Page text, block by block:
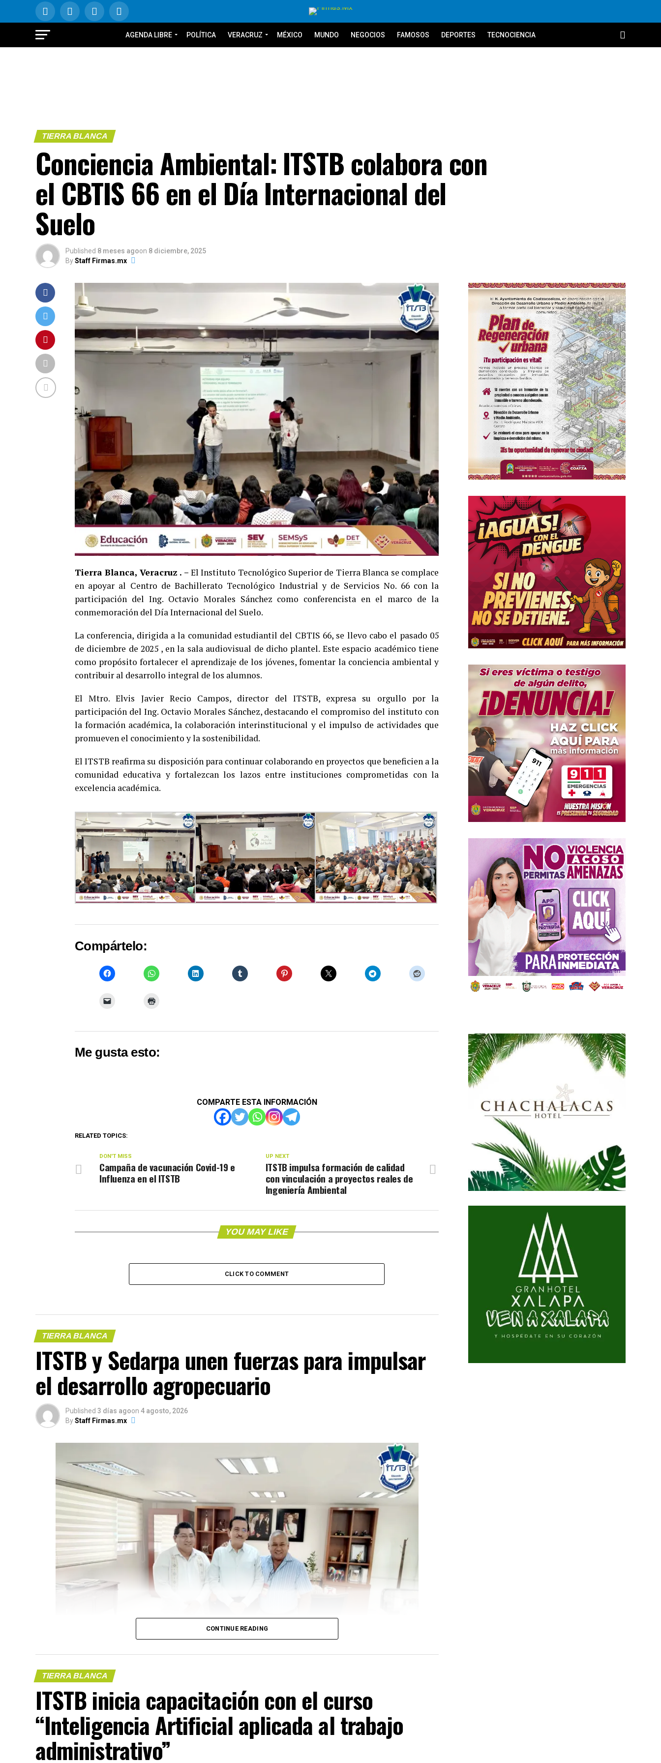
AGENDA LIBRE POLÍTICA VERACRUZ MÉXICO MUNDO NEGOCIOS FAMOSOS DEPORTES TECNOCIENCIA
TIERRA BLANCA
Conciencia Ambiental: ITSTB colabora con
el CBTIS 66 en el Día Internacional del
Suelo
Published 8 meses agoon 8 diciembre, 2025
ByStaff Firmas.mx
Tierra Blanca, Veracruz . – El Instituto Tecnológico Superior de Tierra Blanca se complace
en apoyar al Centro de Bachillerato Tecnológico Industrial y de Servicios No. 66 con la
participación del Ing. Octavio Morales Sánchez como conferencista en el marco de la
conmemoración del Día Internacional del Suelo.
La conferencia, dirigida a la comunidad estudiantil del CBTIS 66, se llevo cabo el pasado 05
de diciembre de 2025 , en la sala audiovisual de dicho plantel. Este espacio académico tiene
como propósito fortalecer el aprendizaje de los jóvenes, fomentar la conciencia ambiental y
contribuir al desarrollo integral de los alumnos.
El Mtro. Elvis Javier Recio Campos, director del ITSTB, expresa su orgullo por la
participación del Ing. Octavio Morales Sánchez, destacando el compromiso del instituto con
la formación académica, la colaboración interinstitucional y el impulso de actividades que
promueven el conocimiento y la sostenibilidad.
El ITSTB reafirma su disposición para continuar colaborando en proyectos que beneficien a la
comunidad educativa y fortalezcan los lazos entre instituciones comprometidas con la
excelencia académica.
Compártelo:
Me gusta esto:
COMPARTE ESTA INFORMACIÓN
RELATED TOPICS:
UP NEXT
ITSTB impulsa formación de calidad
con vinculación a proyectos reales de
Ingeniería Ambiental
DON'T MISS
Campaña de vacunación Covid-19 e
Influenza en el ITSTB
YOU MAY LIKE
CLICK TO COMMENT
TIERRA BLANCA
ITSTB y Sedarpa unen fuerzas para impulsar
el desarrollo agropecuario
Published 3 días agoon 4 agosto, 2026
ByStaff Firmas.mx
(más…)
CONTINUE READING
TIERRA BLANCA
ITSTB inicia capacitación con el curso
“Inteligencia Artificial aplicada al trabajo
administrativo”